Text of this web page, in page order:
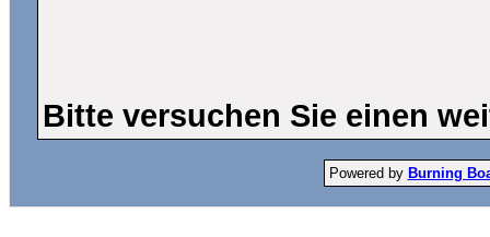
Bitte versuchen Sie einen
Powered by Burning